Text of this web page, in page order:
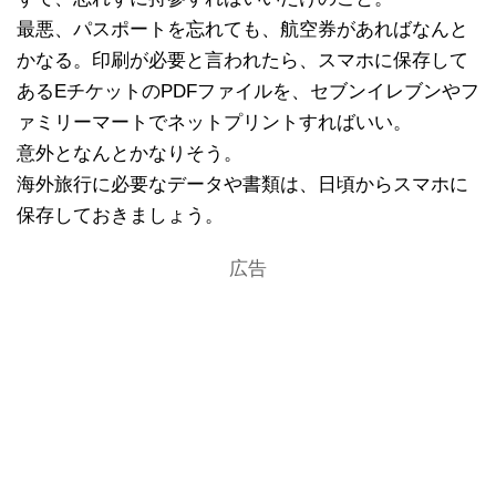
最悪、パスポートを忘れても、航空券があればなんと
かなる。印刷が必要と言われたら、スマホに保存して
あるEチケットのPDFファイルを、セブンイレブンやフ
ァミリーマートでネットプリントすればいい。
意外となんとかなりそう。
海外旅行に必要なデータや書類は、日頃からスマホに
保存しておきましょう。
広告